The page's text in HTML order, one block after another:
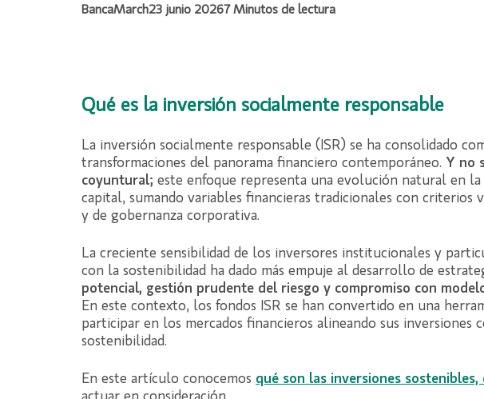
BancaMarch23 junio 2026
Qué es la inversión socialmente responsable
La inversión socialmente responsable (ISR) se ha consolidado
transformaciones del panorama financiero contemporáneo. Y no
coyuntural; este enfoque representa una evolución natural en
capital, sumando variables financieras tradicionales con criterios
y de gobernanza corporativa.
La creciente sensibilidad de los inversores institucionales y
con la sostenibilidad ha dado más empuje al desarrollo de
potencial, gestión prudente del riesgo y compromiso con
En este contexto, los fondos ISR se han convertido en una
participar en los mercados financieros alineando sus inversiones
sostenibilidad.
En este artículo conocemos qué son las inversiones